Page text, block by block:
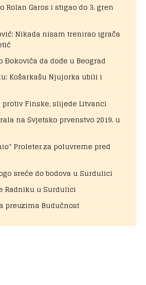
Rolan Garos i stigao do 3. gren
Nikada nisam trenirao igrača
Đokovića da dođe u Beograd
Košarkašu Njujorka ubili i
Finske, slijede Litvanci
na Svjetsko prvenstvo 2019. u
Proleter za poluvreme pred
sreće do bodova u Surdulici
Radniku u Surdulici
preuzima Budućnost